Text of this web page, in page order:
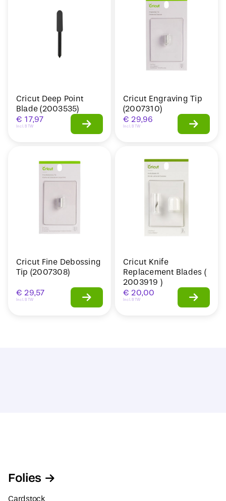
Cricut Deep Point
Blade (2003535)
€ 17,97
Incl. BTW
Cricut Engraving Tip
(2007310)
€ 29,96
Incl. BTW
Cricut Fine Debossing
Tip (2007308)
€ 29,57
Incl. BTW
Cricut Knife
Replacement Blades (
2003919 )
€ 20,00
Incl. BTW
Folies
Cardstock